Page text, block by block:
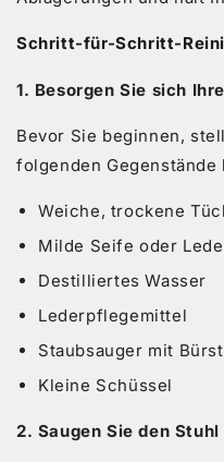
Schritt-für-Schritt-
1. Besorgen Sie sich
Bevor Sie beginnen,
folgenden Gegenstände
Weiche, trockene
Milde Seife oder
Destilliertes Wasser
Lederpflegemittel
Staubsauger mit
Kleine Schüssel
2. Saugen Sie den Stuhl